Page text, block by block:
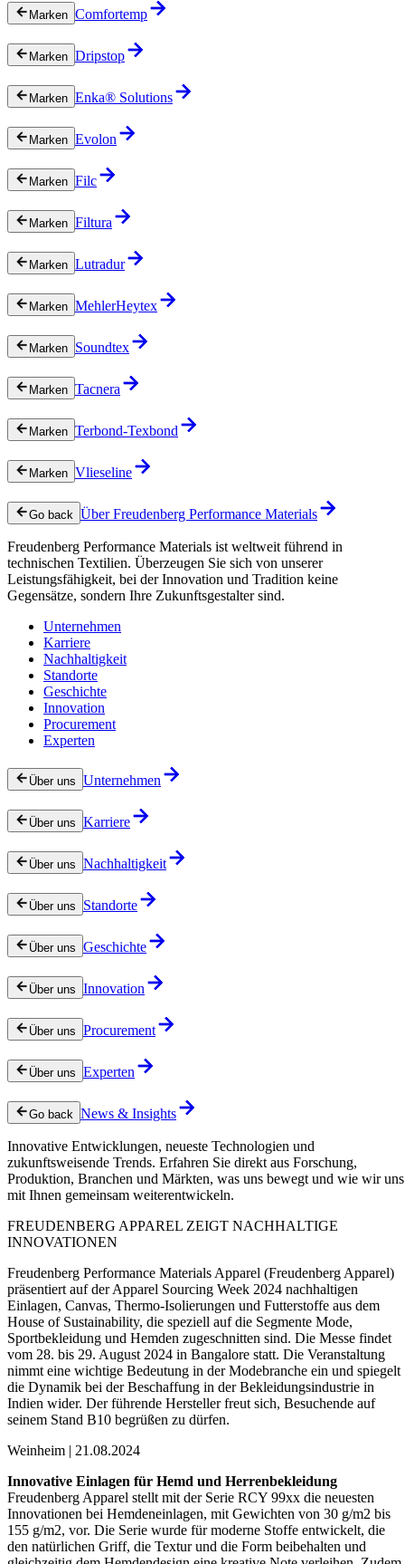
Marken Comfortemp
Marken Dripstop
Marken Enka® Solutions
Marken Evolon
Marken Filc
Marken Filtura
Marken Lutradur
Marken MehlerHeytex
Marken Soundtex
Marken Tacnera
Marken Terbond-Texbond
Marken Vlieseline
Go back Über Freudenberg Performance Materials
Freudenberg Performance Materials ist weltweit führend in
technischen Textilien. Überzeugen Sie sich von unserer
Leistungsfähigkeit, bei der Innovation und Tradition keine
Gegensätze, sondern Ihre Zukunftsgestalter sind.
Unternehmen
Karriere
Nachhaltigkeit
Standorte
Geschichte
Innovation
Procurement
Experten
Über uns Unternehmen
Über uns Karriere
Über uns Nachhaltigkeit
Über uns Standorte
Über uns Geschichte
Über uns Innovation
Über uns Procurement
Über uns Experten
Go back News & Insights
Innovative Entwicklungen, neueste Technologien und
zukunftsweisende Trends. Erfahren Sie direkt aus Forschung,
Produktion, Branchen und Märkten, was uns bewegt und wie wir uns
mit Ihnen gemeinsam weiterentwickeln.
FREUDENBERG APPAREL ZEIGT NACHHALTIGE
INNOVATIONEN
Freudenberg Performance Materials Apparel (Freudenberg Apparel)
präsentiert auf der Apparel Sourcing Week 2024 nachhaltigen
Einlagen, Canvas, Thermo-Isolierungen und Futterstoffe aus dem
House of Sustainability, die speziell auf die Segmente Mode,
Sportbekleidung und Hemden zugeschnitten sind. Die Messe findet
vom 28. bis 29. August 2024 in Bangalore statt. Die Veranstaltung
nimmt eine wichtige Bedeutung in der Modebranche ein und spiegelt
die Dynamik bei der Beschaffung in der Bekleidungsindustrie in
Indien wider. Der führende Hersteller freut sich, Besuchende auf
seinem Stand B10 begrüßen zu dürfen.
Weinheim | 21.08.2024
Innovative Einlagen für Hemd und Herrenbekleidung
Freudenberg Apparel stellt mit der Serie RCY 99xx die neuesten
Innovationen bei Hemdeneinlagen, mit Gewichten von 30 g/m2 bis
155 g/m2, vor. Die Serie wurde für moderne Stoffe entwickelt, die
den natürlichen Griff, die Textur und die Form beibehalten und